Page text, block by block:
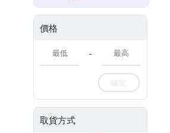
價格
-
確定
取貨方式